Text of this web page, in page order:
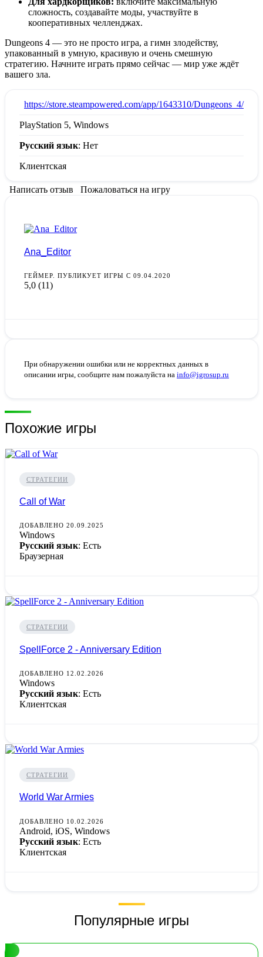
сложность, создавайте моды, участвуйте в
кооперативных челленджах.
Dungeons 4 — это не просто игра, а гимн злодейству,
упакованный в умную, красивую и очень смешную
стратегию. Начните играть прямо сейчас — мир уже ждёт
вашего зла.
https://store.steampowered.com/app/1643310/Dungeons_4/
PlayStation 5, Windows
Русский язык: Нет
Клиентская
Написать отзыв Пожаловаться на игру
Ana_Editor
ГЕЙМЕР. ПУБЛИКУЕТ ИГРЫ С 09.04.2020
5,0 (11)
При обнаружении ошибки или не корректных данных в
описании игры, сообщите нам пожалуйста на info@igrosup.ru
Похожие игры
СТРАТЕГИИ
Call of War
ДОБАВЛЕНО 20.09.2025
Windows
Русский язык: Есть
Браузерная
СТРАТЕГИИ
SpellForce 2 - Anniversary Edition
ДОБАВЛЕНО 12.02.2026
Windows
Русский язык: Есть
Клиентская
СТРАТЕГИИ
World War Armies
ДОБАВЛЕНО 10.02.2026
Android, iOS, Windows
Русский язык: Есть
Клиентская
Популярные игры